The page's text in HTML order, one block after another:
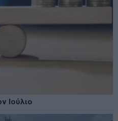
Ιούλιο